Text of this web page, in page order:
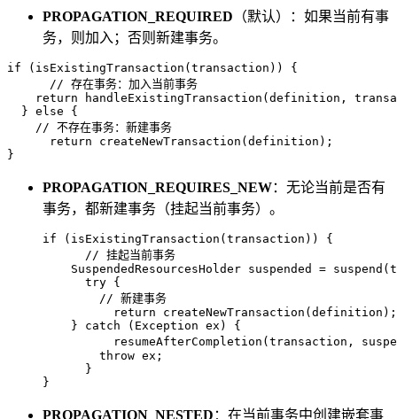
PROPAGATION_REQUIRED （默认）：如果当前有事
务，则加入；否则新建事务。
if (isExistingTransaction(transaction)) {
// 存在事务：加入当前事务
return handleExistingTransaction(definition,
  }
else {
// 不存在事务：新建事务
return createNewTransaction(definition);
}
PROPAGATION_REQUIRES_NEW：无论当前是否有
事务，都新建事务（挂起当前事务）。
if (isExistingTransaction(transaction)) {
// 挂起当前事务
SuspendedResourcesHolder suspended =
try {
// 新建事务
return createNewTransaction(definition);
    }
catch (Exception ex) {
resumeAfterCompletion(transaction,
throw ex;
      }
}
PROPAGATION_NESTED ：在当前事务中创建嵌套事